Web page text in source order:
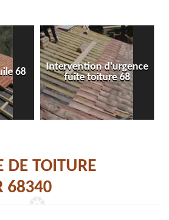
68
Intervention d'urgence
fuite toiture 68
DE TOITURE
68340